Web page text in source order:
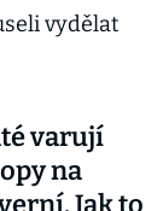
vydělat
varují
na
Jak to